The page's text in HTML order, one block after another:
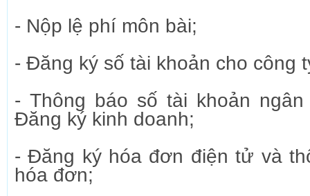
- Nộp lệ phí môn bài;
- Đăng ký số tài khoản cho công
- Thông báo số tài khoản
Đăng ký kinh doanh;
- Đăng ký hóa đơn điện tử và
hóa đơn;